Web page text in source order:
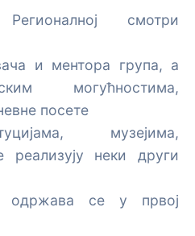
смотри
и ментора група, а
могућностима,
посете
музејима,
реализују неки други
одржава се у првој